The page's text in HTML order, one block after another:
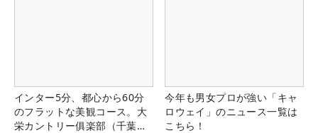
インター5分、都心から60分
のフラットな美観コース。大
栄カントリー俱楽部（千葉
今年も男女プロが強い「キャ
ロウェイ」のニュース一覧は
こちら！